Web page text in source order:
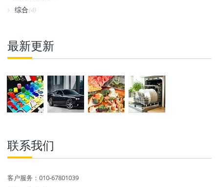
综合(4)
最新更新
联系我们
客户服务：010-67801039